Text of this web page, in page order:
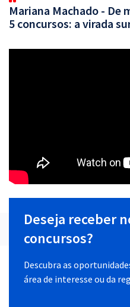
Mariana Machado - De
5 concursos: a virada
Deseja receber
concursos?
Descubra as
área de interesse ou da